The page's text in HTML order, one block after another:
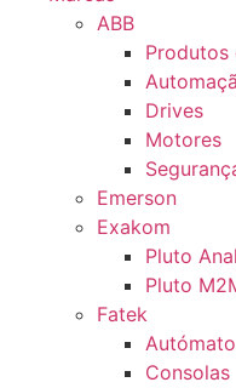
ABB
Produtos
Drives
Motores
Emerson
Exakom
Pluto
Pluto
Fatek
Consolas